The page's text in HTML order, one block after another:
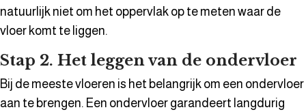
natuurlijk niet om het oppervlak op te meten waar de
vloer komt te liggen.
Stap 2. Het leggen van de ondervloer
Bij de meeste vloeren is het belangrijk om een ondervloer
aan te brengen. Een ondervloer garandeert langdurig